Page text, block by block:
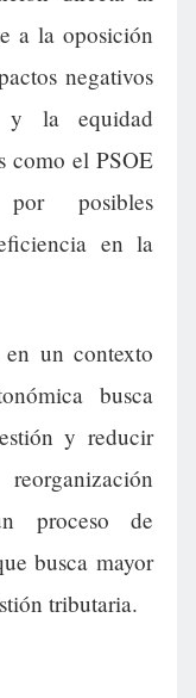
a la oposición
negativos
la equidad
como el PSOE
posibles
en la
un contexto
busca
y reducir
proceso de
busca mayor
tributaria.